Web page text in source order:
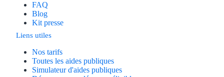
FAQ
Blog
Kit presse
Liens utiles
Nos tarifs
Toutes les aides publiques
Simulateur d'aides publiques